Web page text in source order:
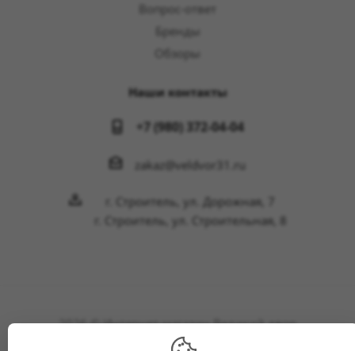
Вопрос-ответ
Бренды
Обзоры
Наши контакты
+7 (980) 372-04-04
zakaz@veldvor31.ru
г. Строитель, ул. Дорожная, 7
г. Строитель, ул. Строительная, 8
2026 © Интернет-магазин Великий двор